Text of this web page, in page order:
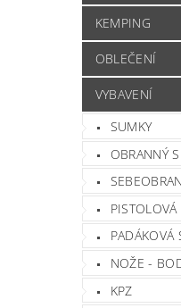
KEMPING
OBLEČENÍ
VYBAVENÍ
SUMKY
OBRANNÝ
PADÁKOVÁ
NOŽE -
KPZ